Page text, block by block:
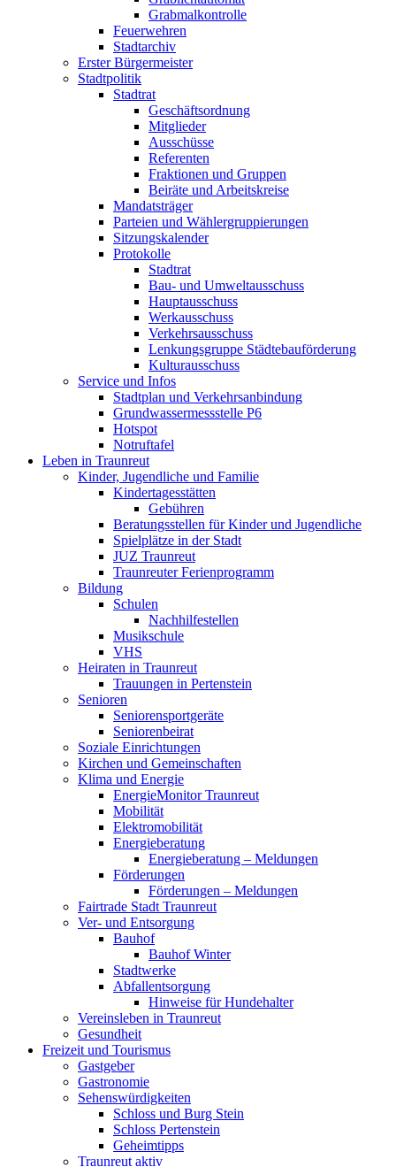
Grabmalkontrolle
Feuerwehren
Stadtarchiv
Erster Bürgermeister
Stadtpolitik
Stadtrat
Geschäftsordnung
Mitglieder
Ausschüsse
Referenten
Fraktionen und Gruppen
Beiräte und Arbeitskreise
Mandatsträger
Parteien und Wählergruppierungen
Sitzungskalender
Protokolle
Stadtrat
Bau- und Umweltausschuss
Hauptausschuss
Werkausschuss
Verkehrsausschuss
Lenkungsgruppe Städtebauförderung
Kulturausschuss
Service und Infos
Stadtplan und Verkehrsanbindung
Grundwassermessstelle P6
Hotspot
Notruftafel
Leben in Traunreut
Kinder, Jugendliche und Familie
Kindertagesstätten
Gebühren
Beratungsstellen für Kinder und Jugendliche
Spielplätze in der Stadt
JUZ Traunreut
Traunreuter Ferienprogramm
Bildung
Schulen
Nachhilfestellen
Musikschule
VHS
Heiraten in Traunreut
Trauungen in Pertenstein
Senioren
Seniorensportgeräte
Seniorenbeirat
Soziale Einrichtungen
Kirchen und Gemeinschaften
Klima und Energie
EnergieMonitor Traunreut
Mobilität
Elektromobilität
Energieberatung
Energieberatung – Meldungen
Förderungen
Förderungen – Meldungen
Fairtrade Stadt Traunreut
Ver- und Entsorgung
Bauhof
Bauhof Winter
Stadtwerke
Abfallentsorgung
Hinweise für Hundehalter
Vereinsleben in Traunreut
Gesundheit
Freizeit und Tourismus
Gastgeber
Gastronomie
Sehenswürdigkeiten
Schloss und Burg Stein
Schloss Pertenstein
Geheimtipps
Traunreut aktiv